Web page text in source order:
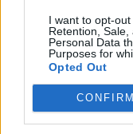
I want to opt-out
Retention,
Personal Data
Purposes for
Opted Out
CONFIRM
PROVE MATURITÀ
Prima Prova
sull'arte della